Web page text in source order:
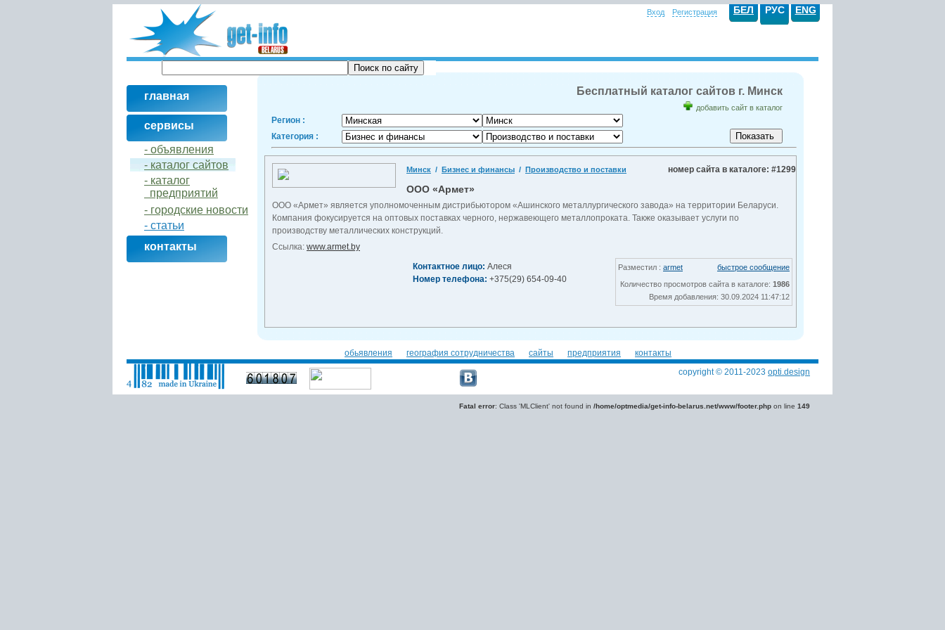
БЕЛ РУС ENG
Вход Регистрация
главная
сервисы
- объявления
- кaталог сайтов
- кaталог
предприятий
- городские новости
- статьи
контакты
Бесплатный каталог сайтов г. Минск
добавить сайт в каталог
Регион :
Категория :
Минск / Бизнес и финансы / Производство и поставки номер сайта в каталоге: #1299
ООО «Армет»
ООО «Армет» является уполномоченным дистрибьютором «Ашинского металлургического завода» на территории Беларуси.
Компания фокусируется на оптовых поставках черного, нержавеющего металлопроката. Также оказывает услуги по
производству металлических конструкций.
Ссылка: www.armet.by
Контактное лицо: Алеся
Номер телефона: +375(29) 654-09-40
Разместил : armet
быстрое сообщение
Количество просмотров сайта в каталоге: 1986
Время добавления: 30.09.2024 11:47:12
обьявления география сотрудничества сайты предприятия
контакты
copyright © 2011-2023 opti.design
Fatal error: Class 'MLClient' not found in /home/optmedia/get-info-belarus.net/www/footer.php on line 149